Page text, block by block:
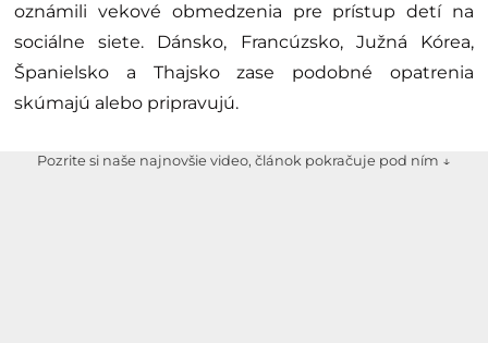
oznámili vekové obmedzenia pre prístup detí na
sociálne siete. Dánsko, Francúzsko, Južná Kórea,
Španielsko a Thajsko zase podobné opatrenia
skúmajú alebo pripravujú.
Pozrite si naše najnovšie video, článok pokračuje pod ním ↓